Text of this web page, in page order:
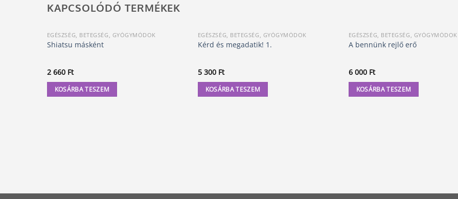
KAPCSOLÓDÓ TERMÉKEK
EGÉSZSÉG, BETEGSÉG, GYÓGYMÓDOK
Shiatsu másként
2 660 Ft
KOSÁRBA TESZEM
EGÉSZSÉG, BETEGSÉG, GYÓGYMÓDOK
Kérd és megadatik! 1.
5 300 Ft
KOSÁRBA TESZEM
EGÉSZSÉG, BETEGSÉG, GYÓGYMÓDOK
A bennünk rejlő erő
6 000 Ft
KOSÁRBA TESZEM